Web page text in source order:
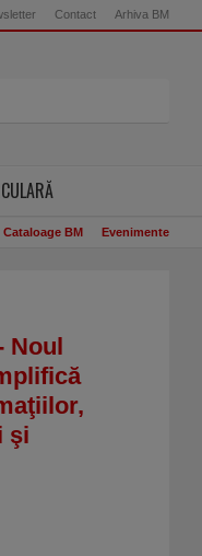
Contact Arhiva BM
Cataloage BM Evenimente
Noul
şi